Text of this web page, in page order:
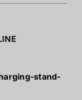
stand-